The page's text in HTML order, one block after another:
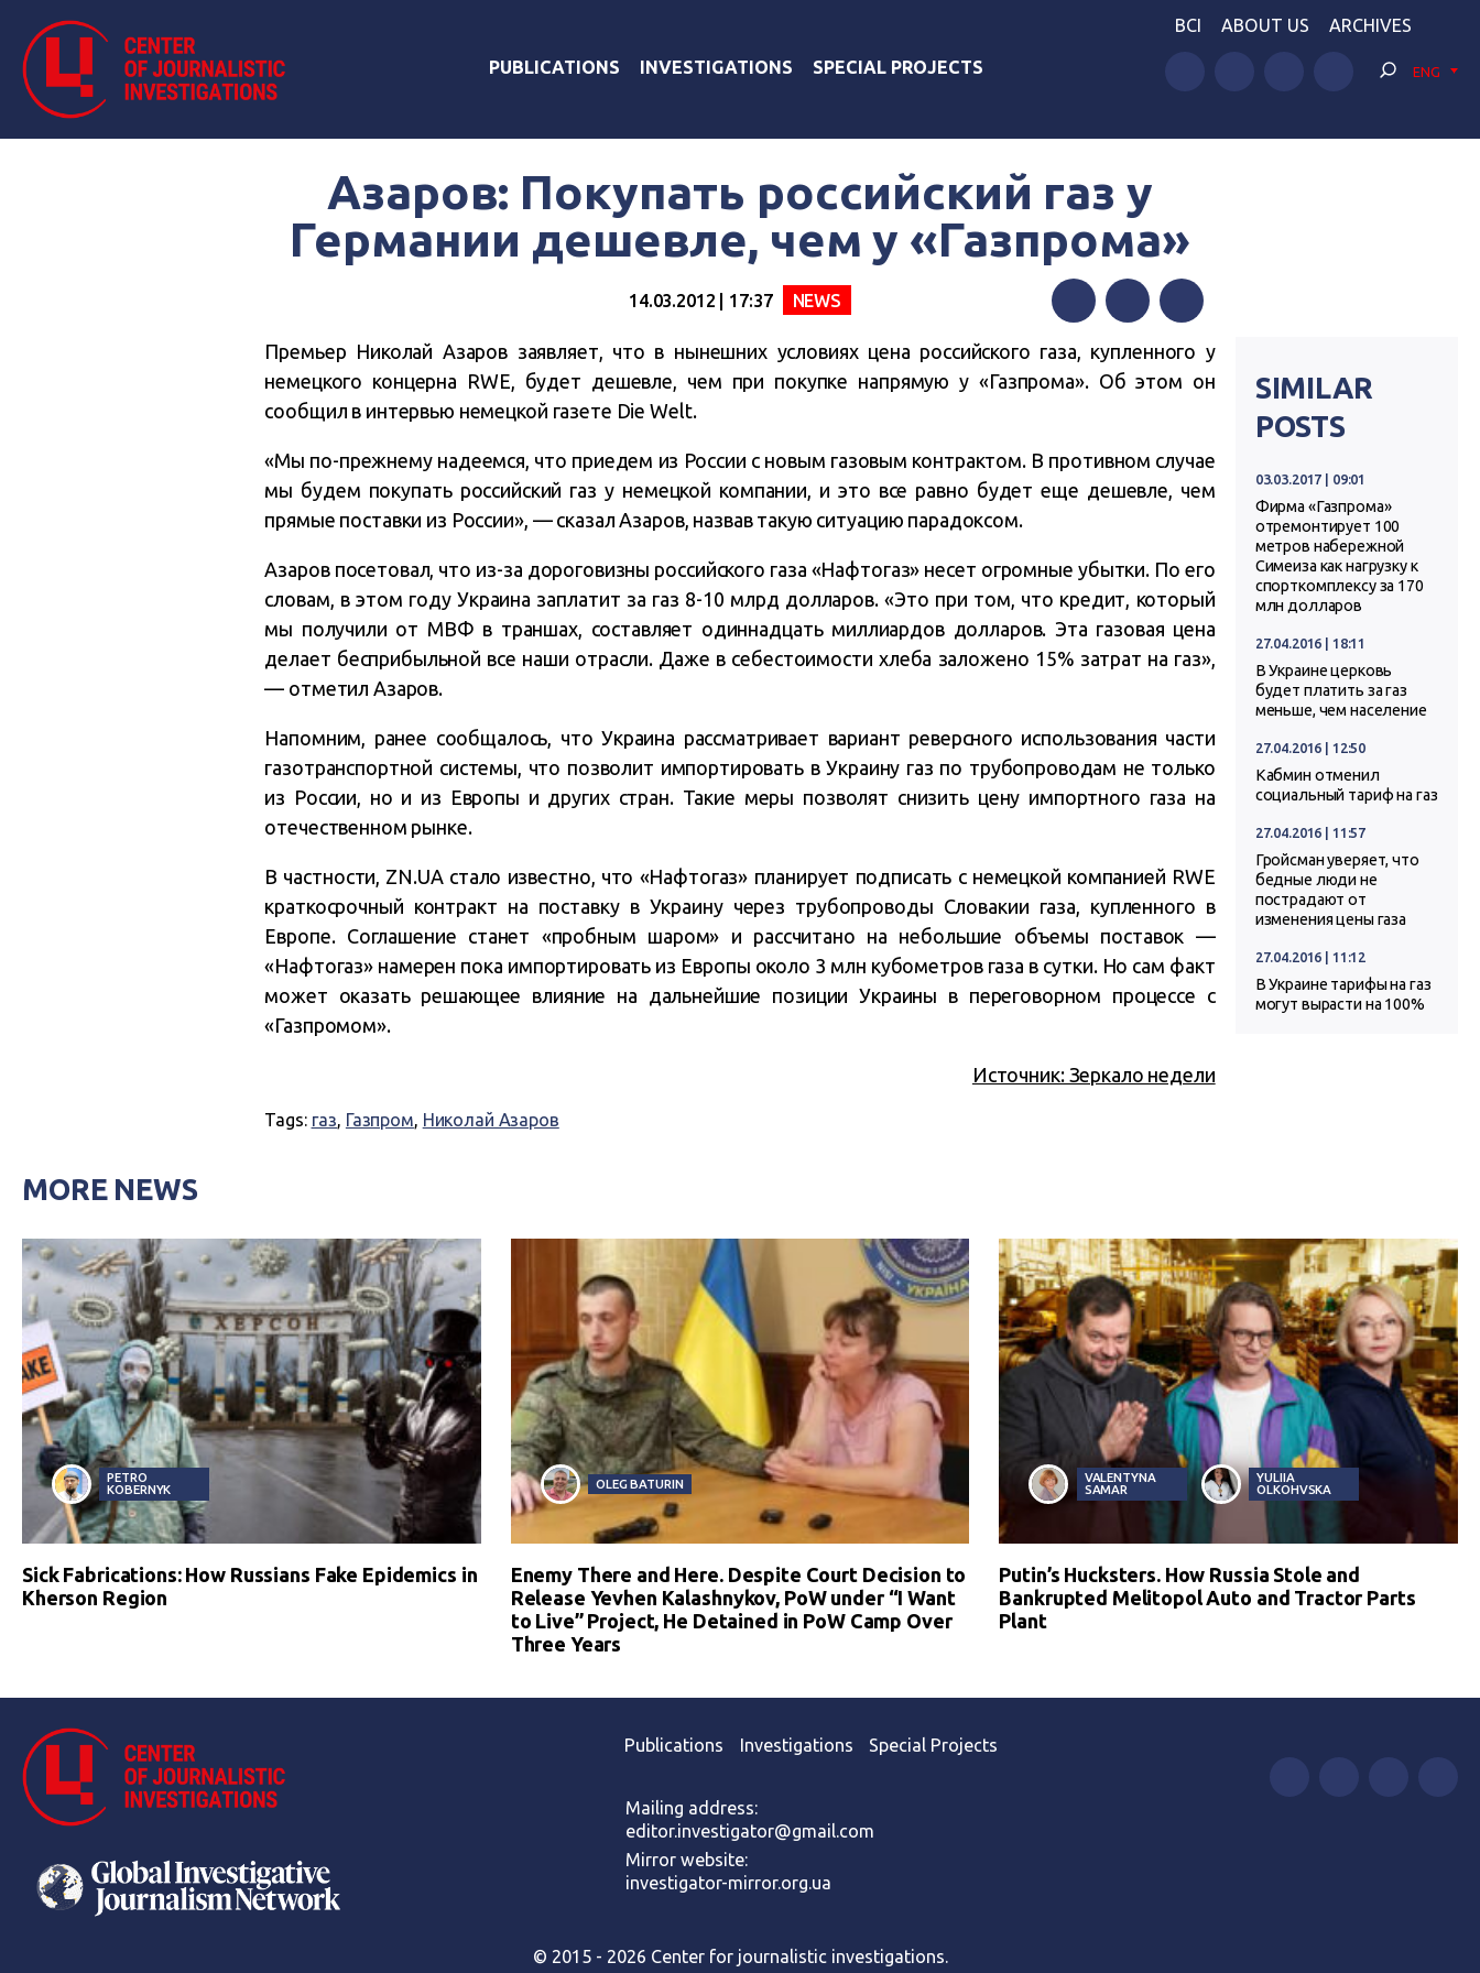
PUBLICATIONS INVESTIGATIONS SPECIAL PROJECTS
BCI ABOUT US ARCHIVES
ENG
Азаров: Покупать российский газ у
Германии дешевле, чем у «Газпрома»
14.03.2012 | 17:37 NEWS
FacebookTwitterTelegram
Премьер Николай Азаров заявляет, что в нынешних условиях цена российского газа, купленного у
немецкого концерна RWE, будет дешевле, чем при покупке напрямую у «Газпрома». Об этом он
сообщил в интервью немецкой газете Die Welt.
«Мы по-прежнему надеемся, что приедем из России с новым газовым контрактом. В противном случае
мы будем покупать российский газ у немецкой компании, и это все равно будет еще дешевле, чем
прямые поставки из России», — сказал Азаров, назвав такую ситуацию парадоксом.
Азаров посетовал, что из-за дороговизны российского газа «Нафтогаз» несет огромные убытки. По его
словам, в этом году Украина заплатит за газ 8-10 млрд долларов. «Это при том, что кредит, который
мы получили от МВФ в траншах, составляет одиннадцать миллиардов долларов. Эта газовая цена
делает бесприбыльной все наши отрасли. Даже в себестоимости хлеба заложено 15% затрат на газ»,
— отметил Азаров.
Напомним, ранее сообщалось, что Украина рассматривает вариант реверсного использования части
газотранспортной системы, что позволит импортировать в Украину газ по трубопроводам не только
из России, но и из Европы и других стран. Такие меры позволят снизить цену импортного газа на
отечественном рынке.
В частности, ZN.UA стало известно, что «Нафтогаз» планирует подписать с немецкой компанией RWE
краткосрочный контракт на поставку в Украину через трубопроводы Словакии газа, купленного в
Европе. Соглашение станет «пробным шаром» и рассчитано на небольшие объемы поставок —
«Нафтогаз» намерен пока импортировать из Европы около 3 млн кубометров газа в сутки. Но сам факт
может оказать решающее влияние на дальнейшие позиции Украины в переговорном процессе с
«Газпромом».
Источник: Зеркало недели
Tags: газ, Газпром, Николай Азаров
SIMILAR
POSTS
03.03.2017 | 09:01
Фирма «Газпрома»
отремонтирует 100
метров набережной
Симеиза как нагрузку к
спорткомплексу за 170
млн долларов
27.04.2016 | 18:11
В Украине церковь
будет платить за газ
меньше, чем население
27.04.2016 | 12:50
Кабмин отменил
социальный тариф на газ
27.04.2016 | 11:57
Гройсман уверяет, что
бедные люди не
пострадают от
изменения цены газа
27.04.2016 | 11:12
В Украине тарифы на газ
могут вырасти на 100%
MORE NEWS
PETRO
KOBERNYK
Sick Fabrications: How Russians Fake Epidemics in
Kherson Region
OLEG BATURIN
Enemy There and Here. Despite Court Decision to
Release Yevhen Kalashnykov, PoW under “I Want
to Live” Project, He Detained in PoW Camp Over
Three Years
VALENTYNA
SAMAR
YULIIA
OLKOHVSKA
Putin’s Hucksters. How Russia Stole and
Bankrupted Melitopol Auto and Tractor Parts
Plant
Publications Investigations Special Projects
Mailing address:
editor.investigator@gmail.com
Mirror website:
investigator-mirror.org.ua
© 2015 - 2026 Center for journalistic investigations.